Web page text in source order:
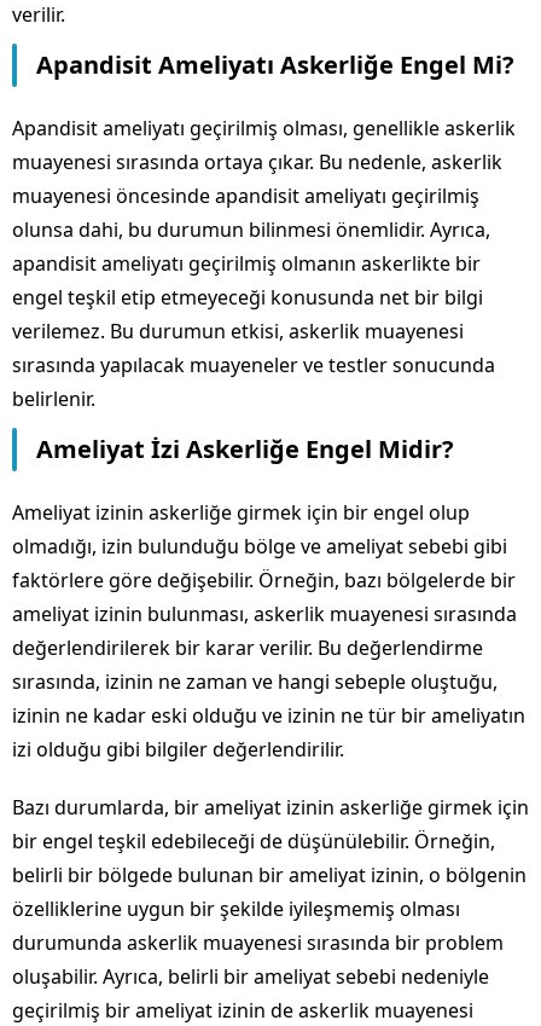
verilir.
Apandisit Ameliyatı Askerliğe Engel Mi?
Apandisit ameliyatı geçirilmiş olması, genellikle askerlik
muayenesi sırasında ortaya çıkar. Bu nedenle, askerlik
muayenesi öncesinde apandisit ameliyatı geçirilmiş
olunsa dahi, bu durumun bilinmesi önemlidir. Ayrıca,
apandisit ameliyatı geçirilmiş olmanın askerlikte bir
engel teşkil etip etmeyeceği konusunda net bir bilgi
verilemez. Bu durumun etkisi, askerlik muayenesi
sırasında yapılacak muayeneler ve testler sonucunda
belirlenir.
Ameliyat İzi Askerliğe Engel Midir?
Ameliyat izinin askerliğe girmek için bir engel olup
olmadığı, izin bulunduğu bölge ve ameliyat sebebi gibi
faktörlere göre değişebilir. Örneğin, bazı bölgelerde bir
ameliyat izinin bulunması, askerlik muayenesi sırasında
değerlendirilerek bir karar verilir. Bu değerlendirme
sırasında, izinin ne zaman ve hangi sebeple oluştuğu,
izinin ne kadar eski olduğu ve izinin ne tür bir ameliyatın
izi olduğu gibi bilgiler değerlendirilir.
Bazı durumlarda, bir ameliyat izinin askerliğe girmek için
bir engel teşkil edebileceği de düşünülebilir. Örneğin,
belirli bir bölgede bulunan bir ameliyat izinin, o bölgenin
özelliklerine uygun bir şekilde iyileşmemiş olması
durumunda askerlik muayenesi sırasında bir problem
oluşabilir. Ayrıca, belirli bir ameliyat sebebi nedeniyle
geçirilmiş bir ameliyat izinin de askerlik muayenesi